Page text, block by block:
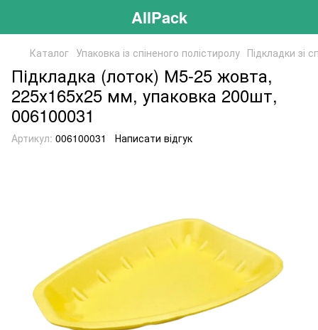
AllPack
Каталог Упаковка із спіненого полістиролу Підкладки зі
Підкладка (лоток) М5-25 жовта,
225х165х25 мм, упаковка 200шт,
006100031
Артикул: 006100031 Написати відгук